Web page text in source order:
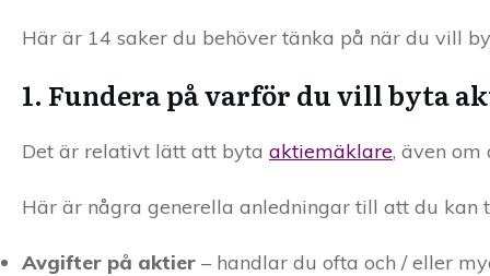
Här är 14 saker du behöver tänka på när du vill
1. Fundera på varför du vill byta
Det är relativt lätt att byta aktiemäklare, även om
Här är några generella anledningar till att du kan
Avgifter på aktier – handlar du ofta och / eller